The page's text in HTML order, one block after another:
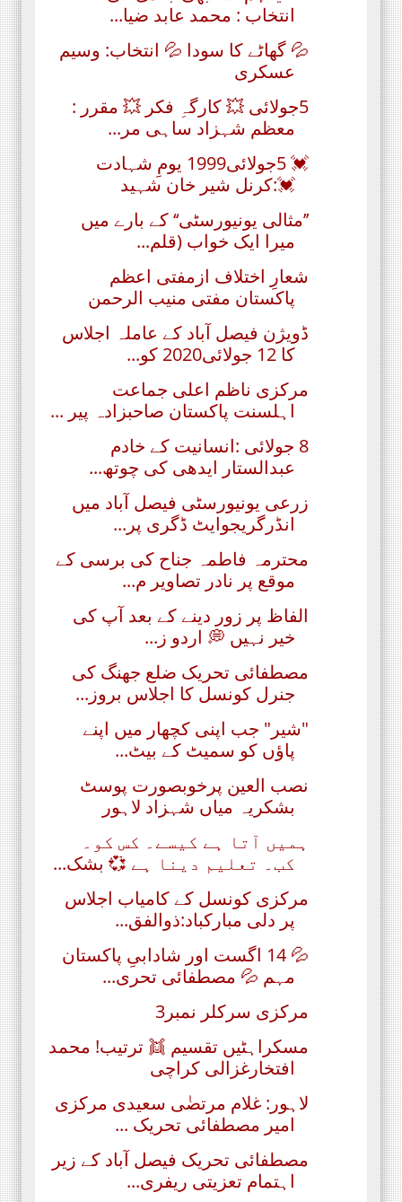
انتخاب : محمد عابد ضیا...
💦 گھاٹے کا سودا 💦 انتخاب: وسیم
عسکری
5جولائی 💥 کارگہِ فکر 💥 مقرر :
معظم شہزاد ساہی مر...
💓 5جولائی1999 یومِ شہادت
💓:کرنل شیر خان شہید
’’مثالی یونیورسٹی‘‘ کے بارے میں
میرا ایک خواب (قلم...
شعارِ اختلاف ازمفتی اعظم
پاکستان مفتی منیب الرحمن
ڈویژن فیصل آباد کے عاملہ اجلاس
کا 12 جولائی2020 کو...
مرکزی ناظم اعلی جماعت
اہلسنت پاکستان صاحبزادہ پیر ...
8 جولائی :انسانیت کے خادم
عبدالستار ایدھی کی چوتھ...
زرعی یونیورسٹی فیصل آباد میں
انڈرگریجوایٹ ڈگری پر...
محترمہ فاطمہ جناح کی برسی کے
موقع پر نادر تصاویر م...
الفاظ پر زور دینے کے بعد آپ کی
خیر نہیں 💭 اردو ز...
مصطفائی تحریک ضلع جھنگ کی
جنرل کونسل کا اجلاس بروز...
"شیر" جب اپنی کچھار میں اپنے
پاؤں کو سمیٹ کے بیٹ...
نصب العین پرخوبصورت پوسٹ
بشکریہ میاں شہزاد لاہور
ہمیں آتا ہے کیسے۔ کس کو۔
کب۔ تعلیم دینا ہے 💞 بشک...
مرکزی کونسل کے کامیاب اجلاس
پر دلی مبارکباد:ذوالفق...
💦 14 اگست اور شادابیِ پاکستان
مہم 💦 مصطفائی تحری...
مرکزی سرکلر نمبر3
مسکراہٹیں تقسیم 👯 ترتیب! محمد
افتخارغزالی کراچی
لاہور: غلام مرتضٰی سعیدی مرکزی
امیر مصطفائی تحریک ...
مصطفائی تحریک فیصل آباد کے زیر
اہتمام تعزیتی ریفری...